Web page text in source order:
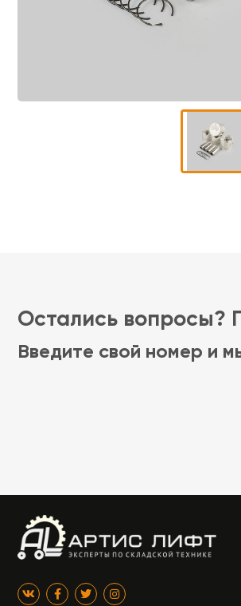
Остались вопросы?
Введите свой номер и